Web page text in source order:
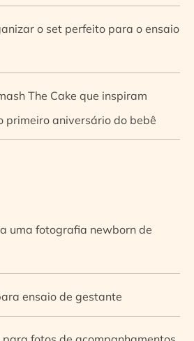
o set perfeito para o ensaio
The Cake que inspiram
primeiro aniversário do bebê
uma fotografia newborn de
ensaio de gestante